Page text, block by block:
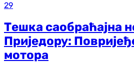
29
Тешка саобраћајна
Приједору:
мотора